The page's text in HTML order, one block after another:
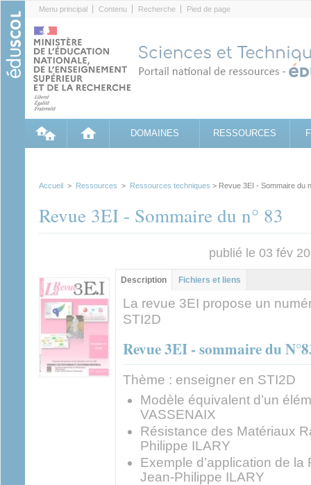
Menu principal Contenu Recherche Pied de page
DOMAINES RESSOURCES
Accueil > Ressources > Ressources techniques > Revue 3EI - Sommaire du
Revue 3EI - Sommaire du n° 83
publié le 03 fév
Groupe principal
Description (onglet
actif)
Fichiers et liens
La revue 3EI propose un
STI2D
Revue 3EI - sommaire du
Thème : enseigner en STI2D
Modèle équivalent d’un
VASSENAIX
Résistance des Matériaux
Philippe ILARY
Exemple d’application de
Jean-Philippe ILARY